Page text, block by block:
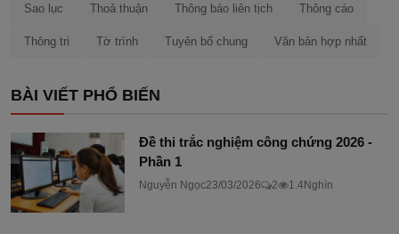
Sao lục Thoả thuận Thông báo liên tịch Thông cáo
Thông tri Tờ trình Tuyên bố chung Văn bản hợp nhất
BÀI VIẾT PHỔ BIẾN
Đề thi trắc nghiệm công chứng 2026 -
Phần 1
Nguyễn Ngọc23/03/2026 2 1.4Nghìn